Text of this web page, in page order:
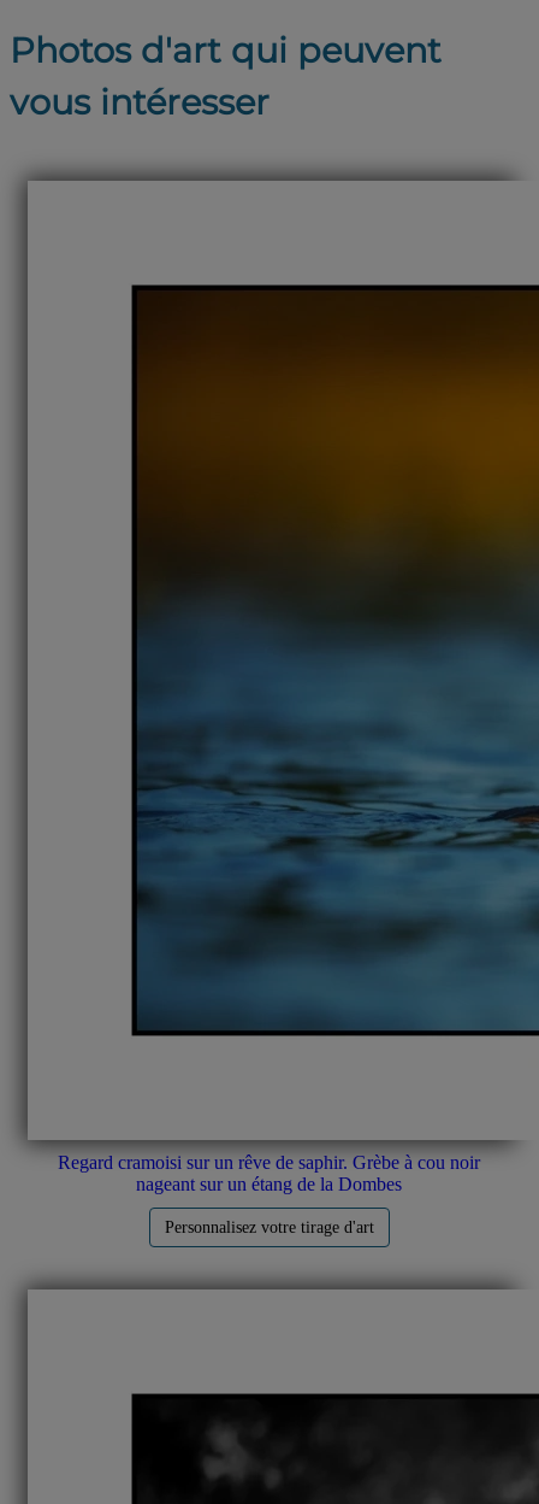
Photos d'art qui peuvent
vous intéresser
Regard cramoisi sur un rêve de saphir. Grèbe à cou noir
nageant sur un étang de la Dombes
Personnalisez votre tirage d'art